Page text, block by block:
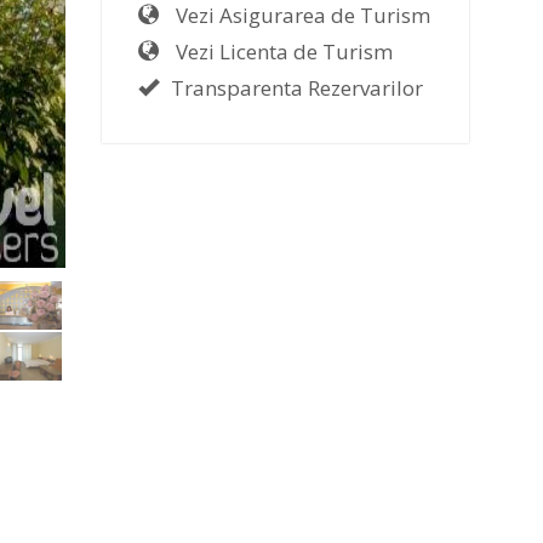
Vezi Asigurarea de Turism
Vezi Licenta de Turism
Transparenta Rezervarilor